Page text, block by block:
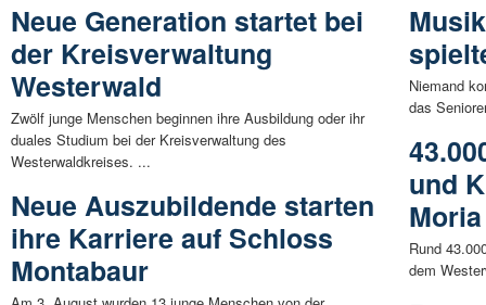
Neue Generation startet bei
der Kreisverwaltung
Westerwald
Zwölf junge Menschen beginnen ihre Ausbildung oder ihr
duales Studium bei der Kreisverwaltung des
Westerwaldkreises. ...
Neue Auszubildende starten
ihre Karriere auf Schloss
Montabaur
Niemand
das
und
Moria
Rund
dem